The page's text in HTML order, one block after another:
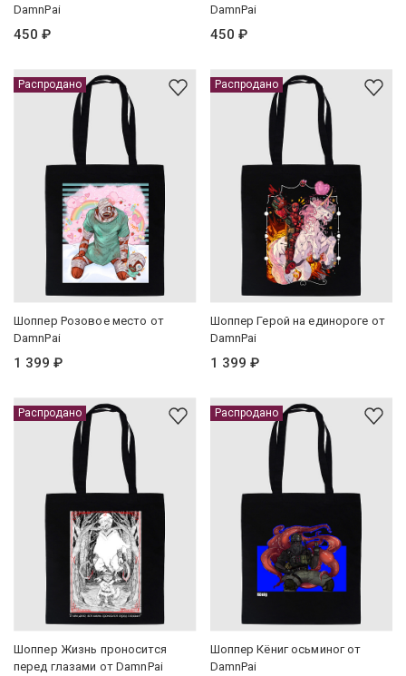
DamnPai
450 ₽
DamnPai
450 ₽
Распродано
Шоппер Розовое место от
DamnPai
1 399 ₽
Распродано
Шоппер Герой на единороге от
DamnPai
1 399 ₽
Распродано
Шоппер Жизнь проносится
перед глазами от DamnPai
Распродано
Шоппер Кёниг осьминог от
DamnPai